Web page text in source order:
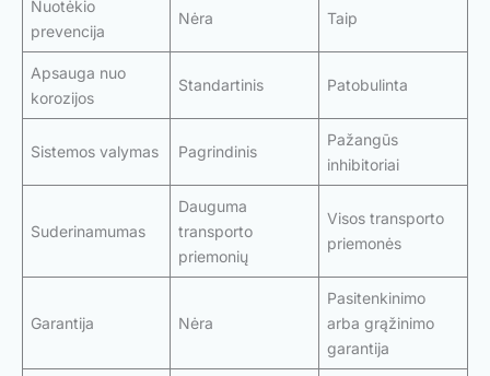
Nuotėkio
prevencija
Nėra Taip
Apsauga nuo
korozijos
Standartinis Patobulinta
Sistemos valymas Pagrindinis
Pažangūs
inhibitoriai
Suderinamumas
Dauguma
transporto
priemonių
Visos transporto
priemonės
Garantija Nėra
Pasitenkinimo
arba grąžinimo
garantija